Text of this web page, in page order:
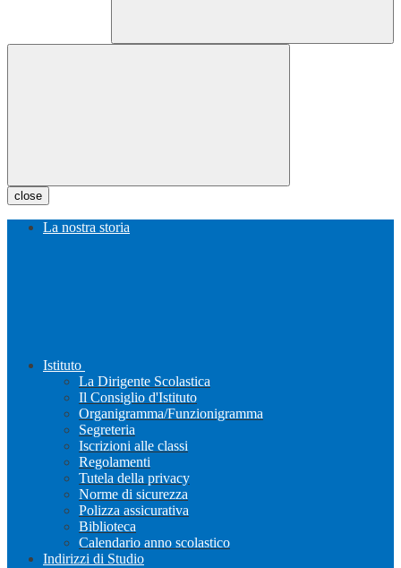
close
La nostra storia
Istituto
La Dirigente Scolastica
Il Consiglio d'Istituto
Organigramma/Funzionigramma
Segreteria
Iscrizioni alle classi
Regolamenti
Tutela della privacy
Norme di sicurezza
Polizza assicurativa
Biblioteca
Calendario anno scolastico
Indirizzi di Studio